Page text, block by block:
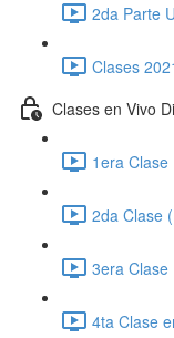
2da Parte
Clases
Clases en Vivo
1era Clase
2da Clase
3era Clase
4ta Clase